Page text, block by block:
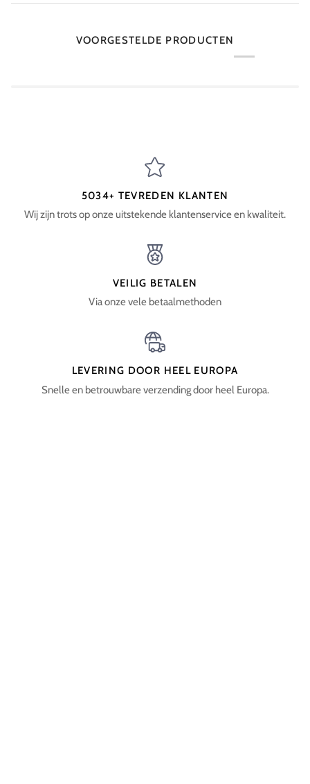
VOORGESTELDE PRODUCTEN
5034+ TEVREDEN KLANTEN
Wij zijn trots op onze uitstekende klantenservice en kwaliteit.
VEILIG BETALEN
Via onze vele betaalmethoden
LEVERING DOOR HEEL EUROPA
Snelle en betrouwbare verzending door heel Europa.